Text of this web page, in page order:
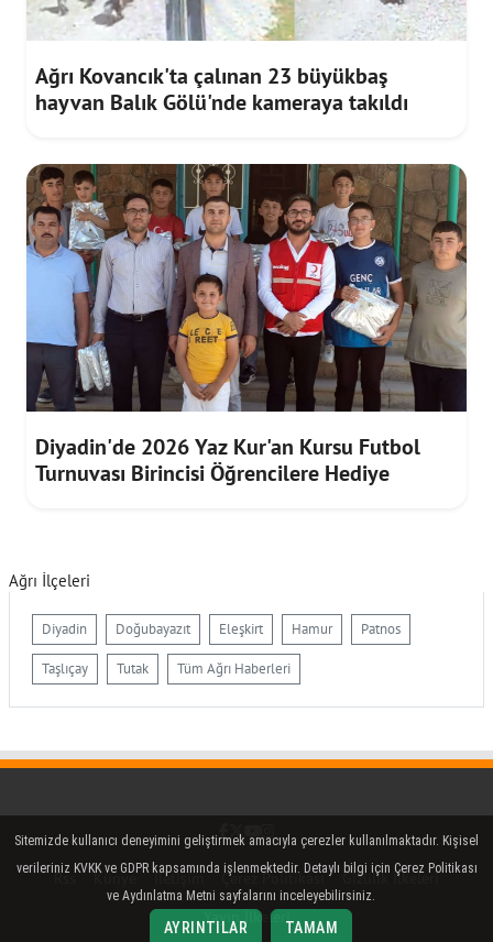
Ağrı Kovancık'ta çalınan 23 büyükbaş
hayvan Balık Gölü'nde kameraya takıldı
Diyadin'de 2026 Yaz Kur'an Kursu Futbol
Turnuvası Birincisi Öğrencilere Hediye
Ağrı İlçeleri
Diyadin Doğubayazıt Eleşkirt Hamur Patnos
Taşlıçay Tutak Tüm Ağrı Haberleri
Facebook
Twitter (X)
YouTube
Instagram
Rss Künye İletişim Çerez Politikası
Gizlilik İlkeleri
Yayın İlkeleri
Sitemizde kullanıcı deneyimini geliştirmek amacıyla çerezler kullanılmaktadır. Kişisel
verileriniz KVKK ve GDPR kapsamında işlenmektedir. Detaylı bilgi için Çerez Politikası
ve Aydınlatma Metni sayfalarını inceleyebilirsiniz.
AYRINTILAR TAMAM